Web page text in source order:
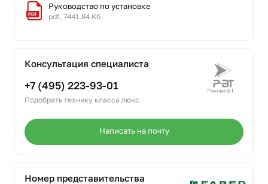
Руководство по установке
pdf, 7441.84 Кб
Консультация специалиста
+7 (495) 223-93-01
Подобрать технику класса люкс
Написать на почту
Номер представительства